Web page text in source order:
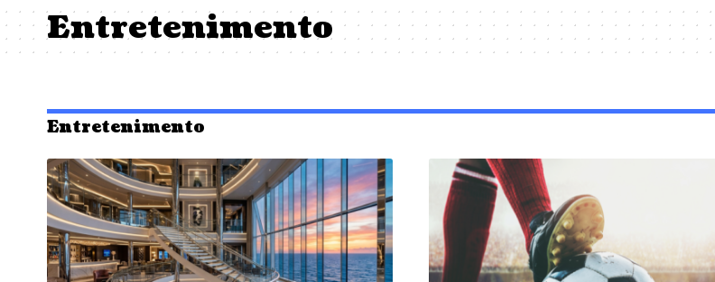
Entretenimento
Entretenimento